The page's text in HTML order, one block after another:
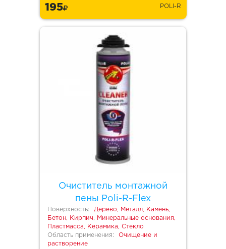
195 POLI-R
Очиститель монтажной
пены Poli-R-Flex
Поверхность:
Дерево, Металл, Камень,
Бетон, Кирпич, Минеральные основания,
Пластмасса, Керамика, Стекло
Область применения:
Очищение и
растворение